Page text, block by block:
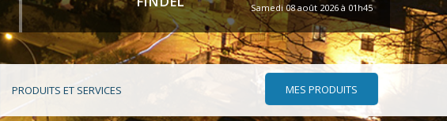
Samedi 08 août 2026 à 01h45
PRODUITS ET SERVICES MES PRODUITS